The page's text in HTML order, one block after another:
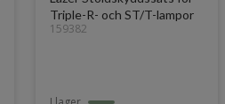
Triple-R- och ST/T-lampor
159382